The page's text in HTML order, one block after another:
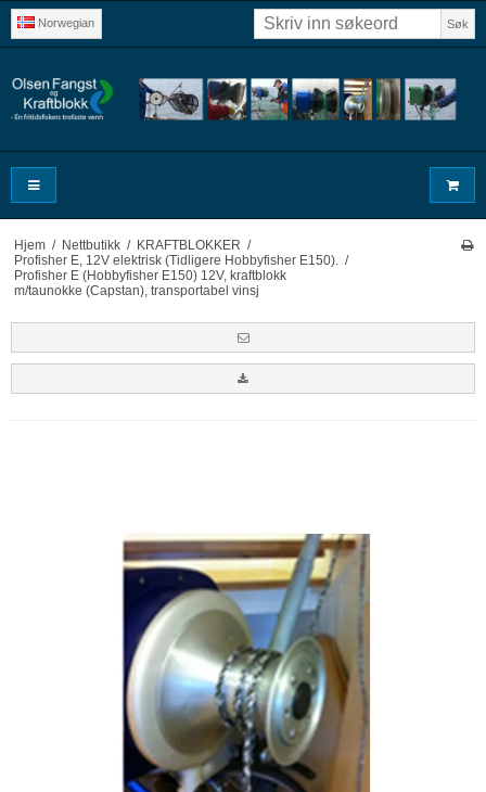
Norwegian Søk
Hjem / Nettbutikk / KRAFTBLOKKER /
Profisher E, 12V elektrisk (Tidligere Hobbyfisher E150). /
Profisher E (Hobbyfisher E150) 12V, kraftblokk
m/taunokke (Capstan), transportabel vinsj